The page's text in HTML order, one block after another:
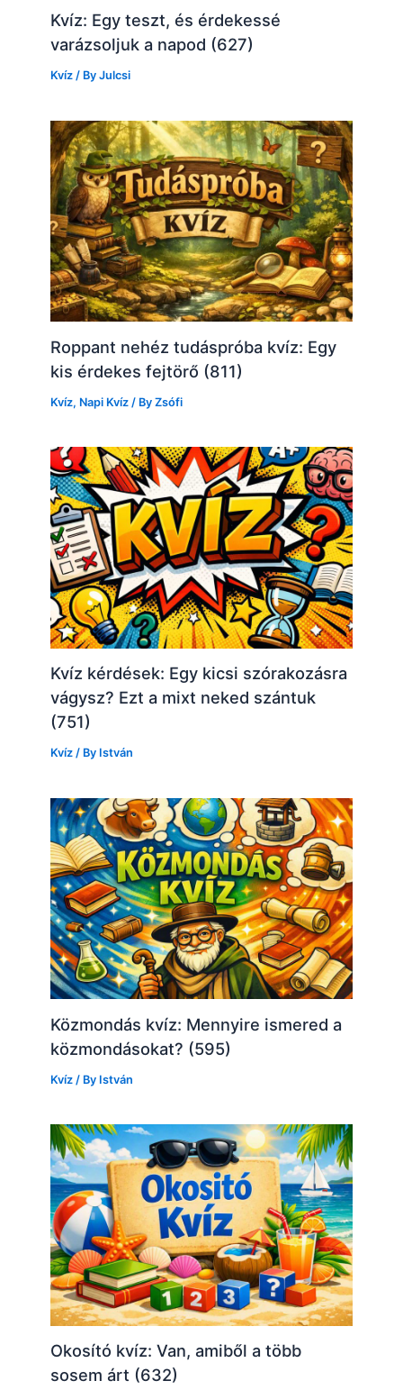
Kvíz: Egy teszt, és érdekessé
varázsoljuk a napod (627)
Kvíz / ByJulcsi
Roppant nehéz tudáspróba kvíz: Egy
kis érdekes fejtörő (811)
Kvíz, Napi Kvíz / ByZsófi
Kvíz kérdések: Egy kicsi szórakozásra
vágysz? Ezt a mixt neked szántuk
(751)
Kvíz / By István
Közmondás kvíz: Mennyire ismered a
közmondásokat? (595)
Kvíz / By István
Okosító kvíz: Van, amiből a több
sosem árt (632)